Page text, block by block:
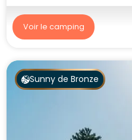
Voir le camping
Sunny de Bronze